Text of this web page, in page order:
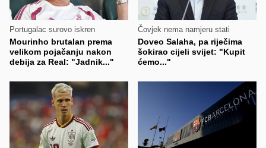
Portugalac surovo iskren
Mourinho brutalan prema
velikom pojačanju nakon
debija za Real: "Jadnik..."
Čovjek nema namjeru stati
Doveo Salaha, pa riječima
šokirao cijeli svijet: "Kupit
ćemo..."